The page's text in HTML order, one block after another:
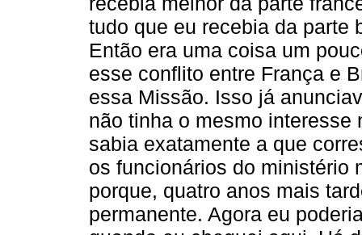
tudo que eu recebia da parte
Então era uma coisa um
esse conflito entre França e
essa Missão. Isso já
não tinha o mesmo
sabia exatamente a que
os funcionários do ministério
porque, quatro anos mais
permanente. Agora eu